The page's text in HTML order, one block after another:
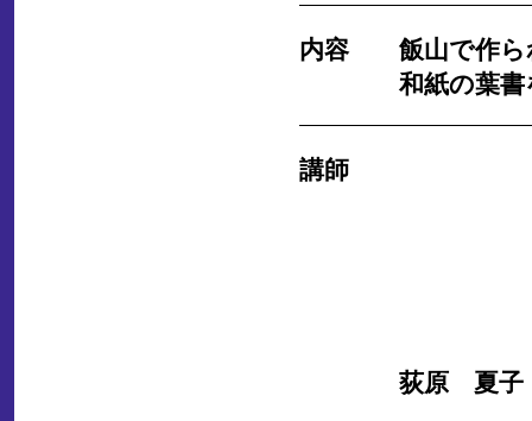
内容
飯山で作ら
和紙の葉
講師
荻原 夏子
日時 8/11（土）
茶道裏千家